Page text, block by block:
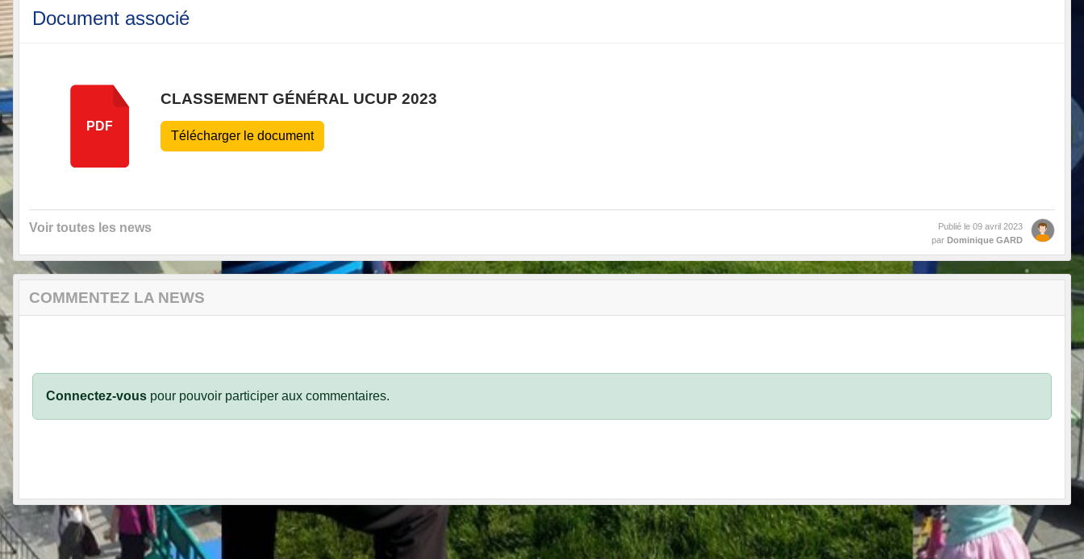
Document associé
PDF
CLASSEMENT GÉNÉRAL UCUP 2023
Télécharger le document
Voir toutes les news Publié le 09 avril 2023
par Dominique GARD
COMMENTEZ LA NEWS
Connectez-vous pour pouvoir participer aux commentaires.